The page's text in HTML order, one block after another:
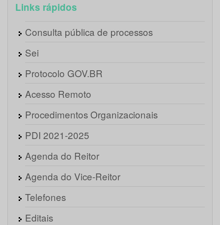
Links rápidos
Consulta pública de processos
Sei
Protocolo GOV.BR
Acesso Remoto
Procedimentos Organizacionais
PDI 2021-2025
Agenda do Reitor
Agenda do Vice-Reitor
Telefones
Editais